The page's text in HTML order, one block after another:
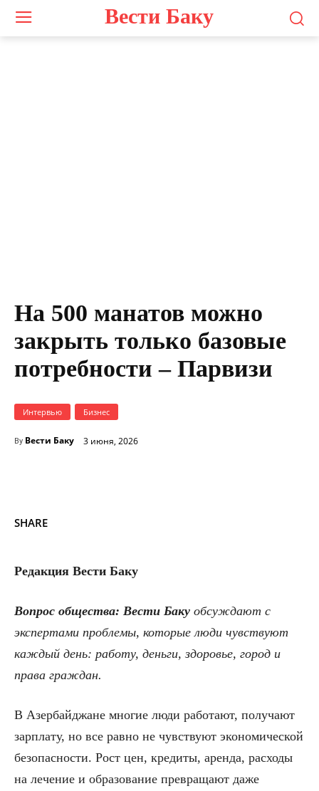
Вести Баку
На 500 манатов можно
закрыть только базовые
потребности – Парвизи
Интервью Бизнес
By Вести Баку 3 июня, 2026
SHARE
Редакция Вести Баку
Вопрос общества: Вести Баку обсуждают с
экспертами проблемы, которые люди чувствуют
каждый день: работу, деньги, здоровье, город и
права граждан.
В Азербайджане многие люди работают, получают
зарплату, но все равно не чувствуют экономической
безопасности. Рост цен, кредиты, аренда, расходы
на лечение и образование превращают даже